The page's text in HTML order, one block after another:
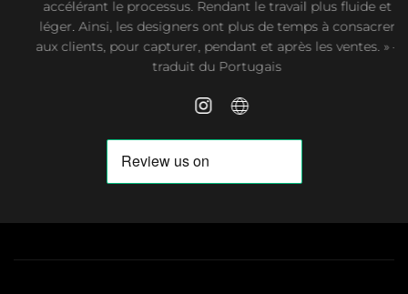
moment significatif. Après tout, chaque page fait partie
d’une grande histoire. C’est aussi très intuitif et rapide,
accélérant le processus. Rendant le travail plus fluide et
léger. Ainsi, les designers ont plus de temps à consacrer
traduit du Portugais